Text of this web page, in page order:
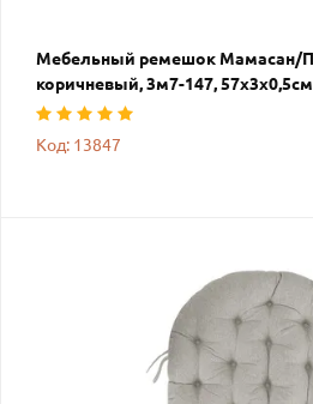
Мебельный ремешок Мамасан/
коричневый, 3м7-147, 57х3х0,5см
Код: 13847